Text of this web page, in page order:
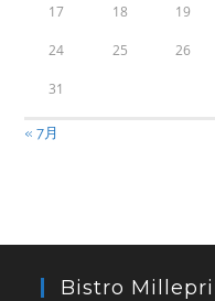
17 18 19
24 25 26
31
« 7月
Bistro